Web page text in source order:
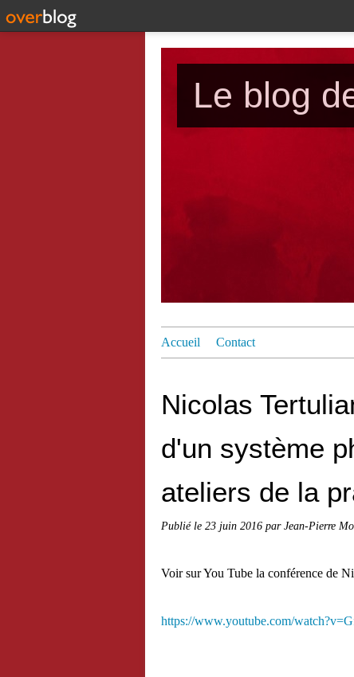
Le blog
Accueil Contact
Nicolas
d'un système
ateliers de la
Publié le 23 juin 2016 par Jean-Pierre
Voir sur You Tube la conférence de
https://www.youtube.com/